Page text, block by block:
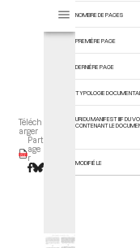
Téléch
arger
Part
age
r
s
d
Tome XCII -
NOMBRE DE PAGES
PREMIÈRE PAGE
DERNIÈRE PAGE
TYPOLOGIE
URI DU MANIFEST IIIF DU
CONTENANT LE
MODIFIÉ LE